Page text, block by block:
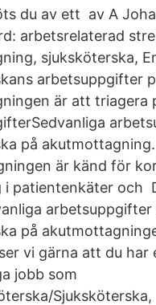
du av ett av A
arbetsrelaterad
sjuksköterska,
arbetsuppgifter
är att triagera
på akutmottagning.
är känd för
i patientenkäter och
på
vi gärna att du har
jobb som
Sjuksköterska,